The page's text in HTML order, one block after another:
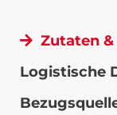
Zutaten
Logistische